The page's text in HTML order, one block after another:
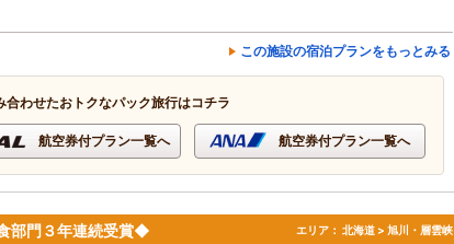
この施設の宿泊プランをもっとみる
わせたおトクなパック旅行はコチラ
航空券付プラン一覧へ 航空券付プラン一覧へ
部門３年連続受賞◆ エリア： 北海道 > 旭川・層雲峡